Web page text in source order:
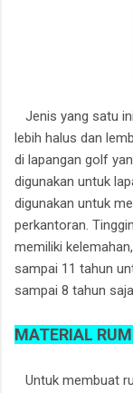
Jenis yang satu
lebih halus dan
di lapangan golf
digunakan untuk
digunakan untuk
perkantoran.
memiliki
sampai 11 tahun
sampai 8 tahun
MATERIAL
Untuk membuat